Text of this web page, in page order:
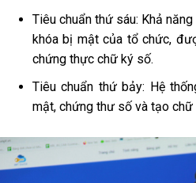
Tiêu chuẩn thứ sáu: Khả
khóa bị mật của tổ chức,
chứng thực chữ ký số.
Tiêu chuẩn thứ bảy: Hệ
mật, chứng thư số và tạo chữ